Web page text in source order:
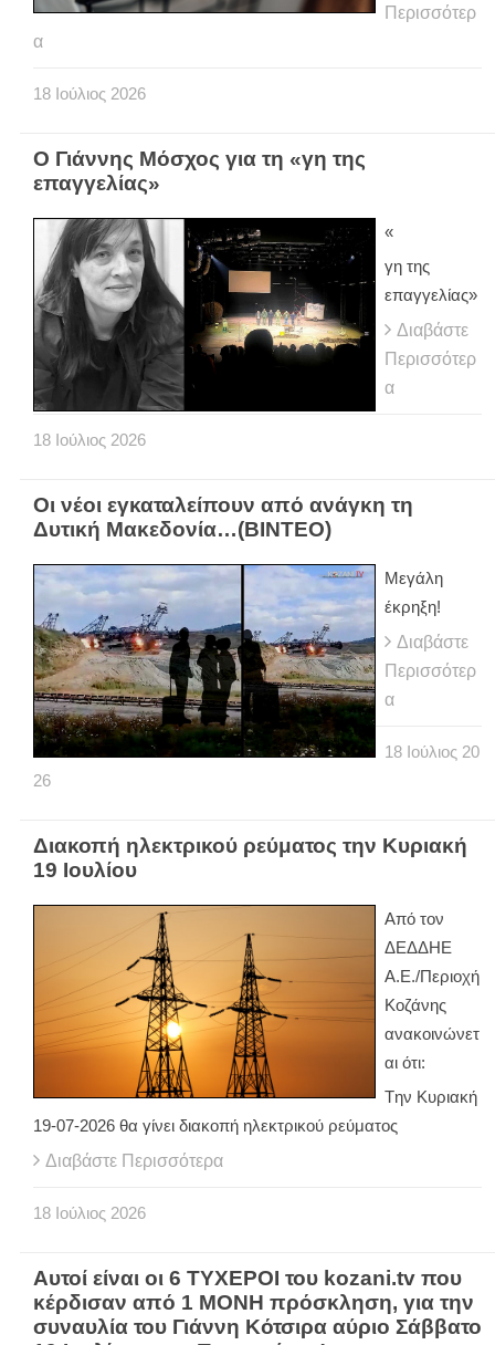
Περισσότερ
α
18 Ιούλιος 2026
Ο Γιάννης Μόσχος για τη «γη της
επαγγελίας»
«
γη της
επαγγελίας»
Διαβάστε
Περισσότερ
α
18 Ιούλιος 2026
Οι νέοι εγκαταλείπουν από ανάγκη τη
Δυτική Μακεδονία…(ΒΙΝΤΕΟ)
Μεγάλη
έκρηξη!
Διαβάστε
Περισσότερ
α
18 Ιούλιος 20
26
Διακοπή ηλεκτρικού ρεύματος την Κυριακή
19 Ιουλίου
Από τον
ΔΕΔΔΗΕ
Α.Ε./Περιοχή
Κοζάνης
ανακοινώνετ
αι ότι:
Tην Κυριακή
19-07-2026 θα γίνει διακοπή ηλεκτρικού ρεύματος
Διαβάστε Περισσότερα
18 Ιούλιος 2026
Αυτοί είναι οι 6 ΤΥΧΕΡΟΙ του kozani.tv που
κέρδισαν από 1 ΜΟΝΗ πρόσκληση, για την
συναυλία του Γιάννη Κότσιρα αύριο Σάββατο